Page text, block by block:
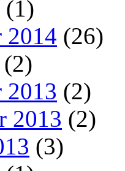
(1)
2014 (26)
(2)
2013 (2)
2013 (2)
(3)